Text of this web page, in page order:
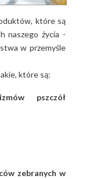
które są
naszego życia -
w przemyśle
które są:
pszczół
zebranych w